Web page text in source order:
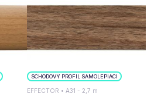
SCHODOVÝ PROFIL SAMOLEPIACI
EFFECTOR • A31 - 2,7 m